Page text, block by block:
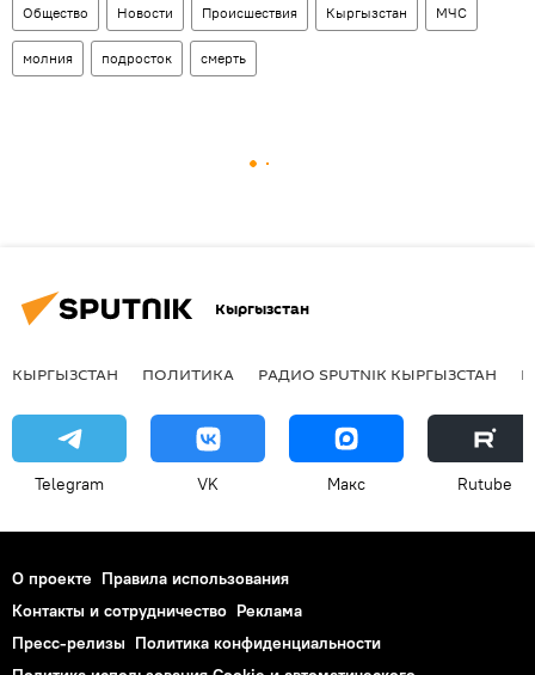
Общество Новости Происшествия Кыргызстан МЧС
молния подросток смерть
Кыргызстан
КЫРГЫЗСТАН ПОЛИТИКА РАДИО SPUTNIK КЫРГЫЗСТАН
Telegram VK Макс Rutube
О проекте Правила использования
Контакты и сотрудничество Реклама
Пресс-релизы Политика конфиденциальности